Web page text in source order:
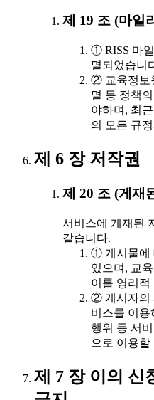
제 19 조 (마일
① RISS 마
멸되었습니
② 교육정보
멸 등 정책
야하며, 최
의 모든 규
제 6 장 저작권
제 20 조 (게재
서비스에 게재된
같습니다.
① 게시물에
있으며, 교
이를 영리적
② 게시자의
비스를 이용
행위 등 서
으로 이용할
제 7 장 이의 신